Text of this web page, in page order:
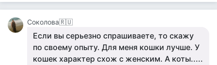
Соколова🇷🇺
Если вы серьезно спрашиваете, то скажу
по своему опыту. Для меня кошки лучше. У
кошек характер схож с женским. А коты.....